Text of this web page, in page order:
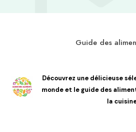
Guide des
Découvrez une délicieuse
monde et le guide des
la